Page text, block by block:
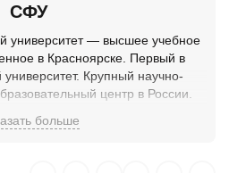
СФУ
университет — высшее учебное
в Красноярске. Первый в
Крупный научно-
центр в России.
больше